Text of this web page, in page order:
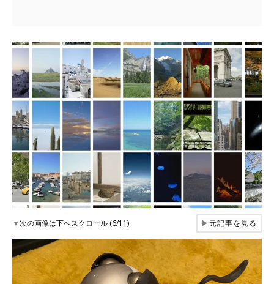
▼次の画像は下へスクロール (6/11) ▶元記事を見る